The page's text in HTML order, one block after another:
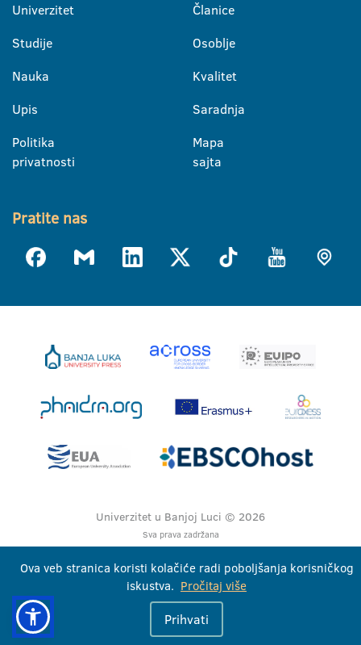
Univerzitet
Studije
Nauka
Upis
Politika
privatnosti
Članice
Osoblje
Kvalitet
Saradnja
Mapa
sajta
Pratite nas
Univerzitet u Banjoj Luci © 2026
Sva prava zadržana
Ova veb stranica koristi kolačiće radi poboljšanja korisničkog
iskustva. Pročitaj više
Prihvati